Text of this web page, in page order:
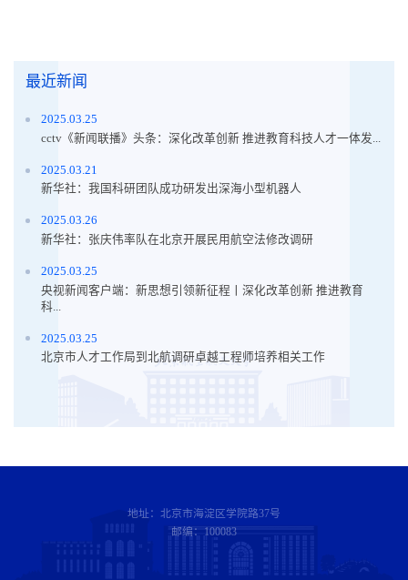
最近新闻
2025.03.25
cctv《新闻联播》头条：深化改革创新 推进教育科技人才一体发...
2025.03.21
新华社：我国科研团队成功研发出深海小型机器人
2025.03.26
新华社：张庆伟率队在北京开展民用航空法修改调研
2025.03.25
央视新闻客户端：新思想引领新征程丨深化改革创新 推进教育
科...
2025.03.25
北京市人才工作局到北航调研卓越工程师培养相关工作
地址：北京市海淀区学院路37号
邮编：100083